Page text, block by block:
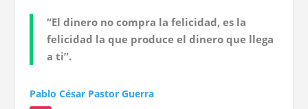
“El dinero no compra la felicidad, es la
felicidad la que produce el dinero que llega
a ti”.
Pablo César Pastor Guerra